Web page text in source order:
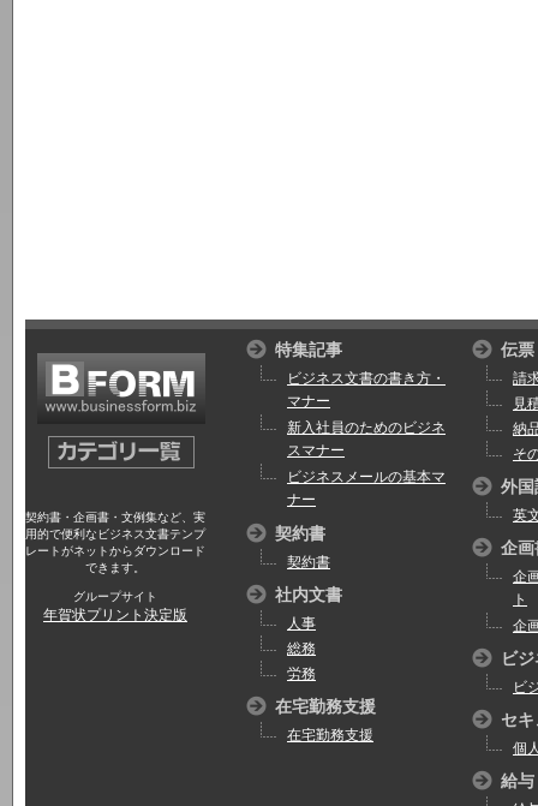
契約書・企画書・文例集など、実
用的で便利なビジネス文書テンプ
レートがネットからダウンロード
できます。
グループサイト
年賀状プリント決定版
特集記事
ビジネス文書の書き方・
マナー
新入社員のためのビジネ
スマナー
ビジネスメールの基本マ
ナー
契約書
契約書
社内文書
人事
総務
労務
在宅勤務支援
在宅勤務支援
伝票
請
見
納
そ
外国
英
企画
企
ト
企
ビ
ビ
セ
個
給与